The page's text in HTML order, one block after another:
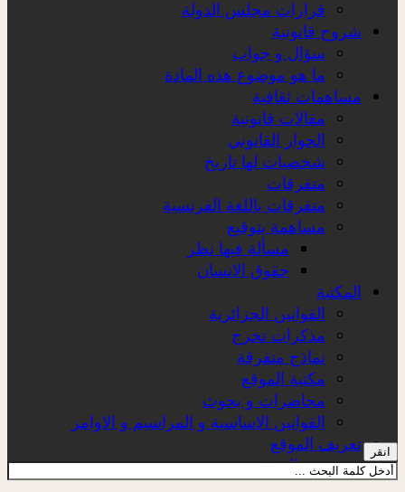
قرارات مجلس الدولة
شروح قانونية
سؤال و جواب
ما هو موضوع هذه المادة
مساهمات ثقافية
مقالات قانونية
الحوار القانوني
شخصيات لها تاريخ
متفرقات
متفرقات باللغة الفرنسية
مساهمة بتوقيع
مسألة فيها نظر
حقوق الانسان
المكتبة
القوانين الجزائرية
مذكرات تخرج
نماذج متفرقة
مكتبة الموقع
محاضرات و بحوث
القوانين الاساسية و المراسيم و الاوامر
تعريف الموقع
عن الموقع
انقر